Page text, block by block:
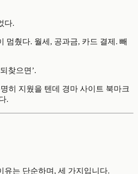
다.
멈췄다. 월세, 공과금, 카드 결제. 빼
찾으면’.
히 지웠을 텐데 경마 사이트 북마크
.
유는 단순하며, 세 가지입니다.